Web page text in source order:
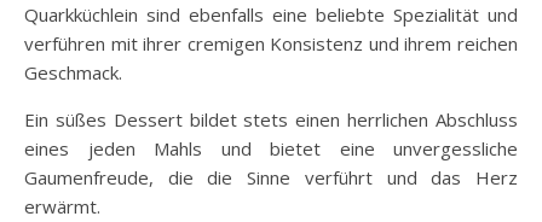
Quarkküchlein sind ebenfalls eine beliebte Spezialität und
verführen mit ihrer cremigen Konsistenz und ihrem reichen
Geschmack.
Ein süßes Dessert bildet stets einen herrlichen Abschluss
eines jeden Mahls und bietet eine unvergessliche
Gaumenfreude, die die Sinne verführt und das Herz
erwärmt.